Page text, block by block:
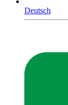
Deutsch